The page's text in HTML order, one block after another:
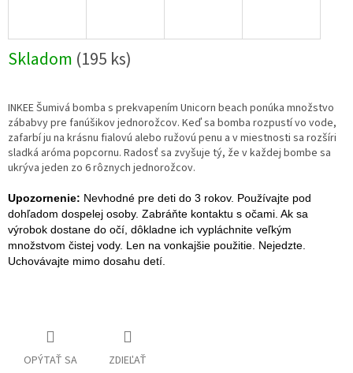
Skladom (195 ks)
INKEE Šumivá bomba s prekvapením Unicorn beach ponúka množstvo
zábabvy pre fanúšikov jednorožcov. Keď sa bomba rozpustí vo vode,
zafarbí ju na krásnu fialovú alebo ružovú penu a v miestnosti sa rozšíri
sladká aróma popcornu. Radosť sa zvyšuje tý, že v každej bombe sa
ukrýva jeden zo 6 rôznych jednorožcov.
Upozornenie: Nevhodné pre deti do 3 rokov. Používajte pod
dohľadom dospelej osoby. Zabráňte kontaktu s očami. Ak sa
výrobok dostane do očí, dôkladne ich vypláchnite veľkým
množstvom čistej vody. Len na vonkajšie použitie. Nejedzte.
Uchovávajte mimo dosahu detí.
OPÝTAŤ SA ZDIEĽAŤ